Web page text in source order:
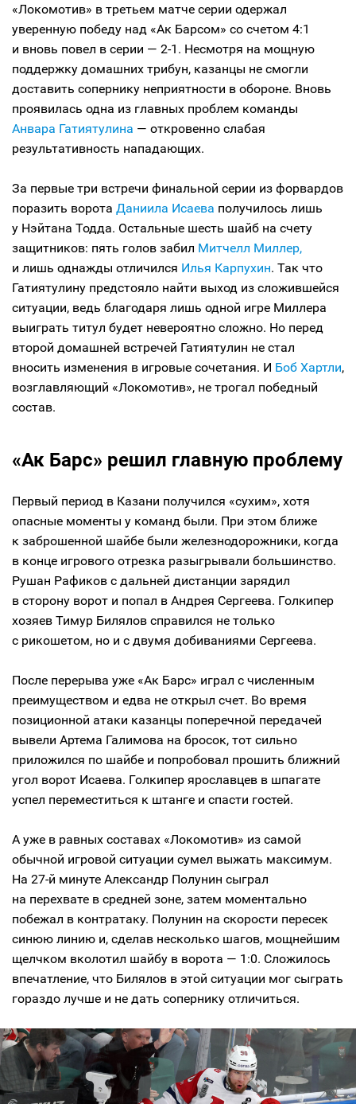
«Локомотив» в третьем матче серии одержал
уверенную победу над «Ак Барсом» со счетом 4:1
и вновь повел в серии — 2-1. Несмотря на мощную
поддержку домашних трибун, казанцы не смогли
доставить сопернику неприятности в обороне. Вновь
проявилась одна из главных проблем команды
Анвара Гатиятулина — откровенно слабая
результативность нападающих.
За первые три встречи финальной серии из форвардов
поразить ворота Даниила Исаева получилось лишь
у Нэйтана Тодда. Остальные шесть шайб на счету
защитников: пять голов забил Митчелл Миллер,
и лишь однажды отличился Илья Карпухин. Так что
Гатиятулину предстояло найти выход из сложившейся
ситуации, ведь благодаря лишь одной игре Миллера
выиграть титул будет невероятно сложно. Но перед
второй домашней встречей Гатиятулин не стал
вносить изменения в игровые сочетания. И Боб Хартли,
возглавляющий «Локомотив», не трогал победный
состав.
«Ак Барс» решил главную проблему
Первый период в Казани получился «сухим», хотя
опасные моменты у команд были. При этом ближе
к заброшенной шайбе были железнодорожники, когда
в конце игрового отрезка разыгрывали большинство.
Рушан Рафиков с дальней дистанции зарядил
в сторону ворот и попал в Андрея Сергеева. Голкипер
хозяев Тимур Билялов справился не только
с рикошетом, но и с двумя добиваниями Сергеева.
После перерыва уже «Ак Барс» играл с численным
преимуществом и едва не открыл счет. Во время
позиционной атаки казанцы поперечной передачей
вывели Артема Галимова на бросок, тот сильно
приложился по шайбе и попробовал прошить ближний
угол ворот Исаева. Голкипер ярославцев в шпагате
успел переместиться к штанге и спасти гостей.
А уже в равных составах «Локомотив» из самой
обычной игровой ситуации сумел выжать максимум.
На 27-й минуте Александр Полунин сыграл
на перехвате в средней зоне, затем моментально
побежал в контратаку. Полунин на скорости пересек
синюю линию и, сделав несколько шагов, мощнейшим
щелчком вколотил шайбу в ворота — 1:0. Сложилось
впечатление, что Билялов в этой ситуации мог сыграть
гораздо лучше и не дать сопернику отличиться.